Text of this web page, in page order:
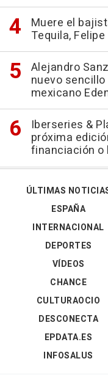
Muere el
Tequila, Felipe
Alejandro
nuevo
mexicano
Iberseries &
próxima
financiación o
ÚLTIMAS
ESPAÑA
INTERNACIONAL
DEPORTES
VÍDEOS
CHANCE
CULTURAOCIO
DESCONECTA
EPDATA.ES
INFOSALUS